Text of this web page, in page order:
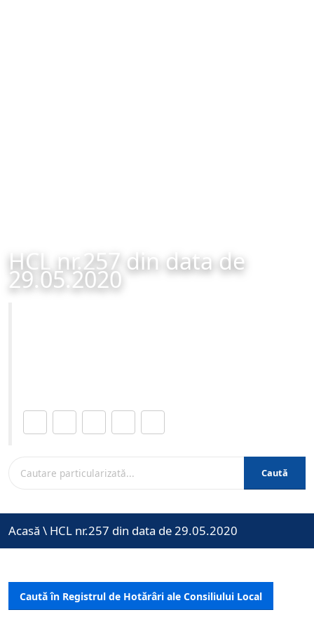
HCL nr.257 din data de
29.05.2020
Caută
Acasă \ HCL nr.257 din data de 29.05.2020
Caută în Registrul de Hotărâri ale Consiliului Local